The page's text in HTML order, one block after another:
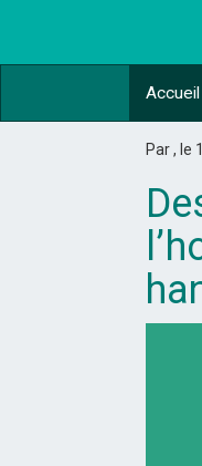
Accueil
Par , le